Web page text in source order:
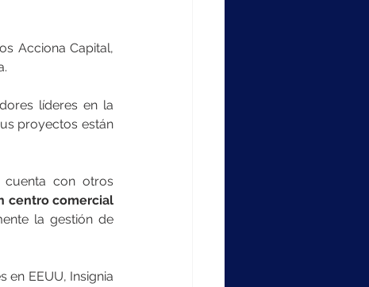
Acciona Capital,
líderes en la
proyectos están
con otros
centro comercial
la gestión de
en EEUU, Insignia